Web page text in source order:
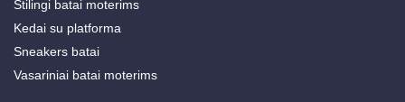
Stilingi batai moterims
Kedai su platforma
Sneakers batai
Vasariniai batai moterims